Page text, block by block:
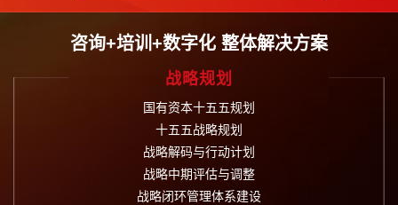
咨询+培训+数字化 整体解决方案
战略规划
国有资本十五五规划
十五五战略规划
战略解码与行动计划
战略中期评估与调整
战略闭环管理体系建设